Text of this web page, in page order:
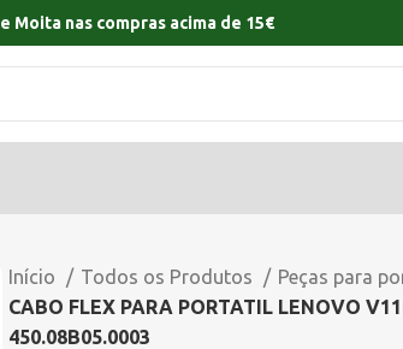
e Moita nas compras acima de 15€
Início Todos os Produtos Peças para
CABO FLEX PARA PORTATIL LENOVO
450.08B05.0003